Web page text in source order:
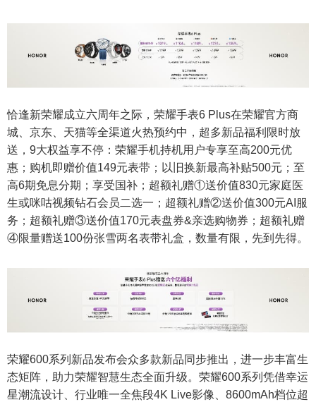
恰逢新荣耀成立六周年之际，荣耀手表6 Plus在荣耀官方商
城、京东、天猫等全渠道火热预约中，超多新品福利限时放
送，9大权益享不停：荣耀手机持机用户专享至高200元优
惠；购机即赠价值149元表带；以旧换新最高补贴500元；至
高6期免息分期；享受国补；超额礼赠①送价值830元家庭医
生或咪咕视频钻石会员二选一；超额礼赠②送价值300元AI服
务；超额礼赠③‌送价值170元表盘券&亲选购物券；超额礼赠
④限量赠送100份张雪两名表带礼盒，数量有限，先到先得。
荣耀600系列新品发布会众多款新品同步推出，进一步丰富生
态矩阵，助力荣耀智慧生态全面升级。荣耀600系列凭借幸运
星潮流设计、行业唯一全焦段4K Live影像、8600mAh档位超